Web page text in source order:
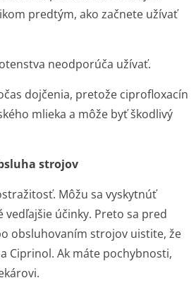
predtým, ako začnete užívať
neodporúča užívať.
dojčenia, pretože ciprofloxacín
mlieka a môže byť škodlivý
strojov
Môžu sa vyskytnúť
účinky. Preto sa pred
obsluhovaním strojov uistite, že
Ciprinol. Ak máte pochybnosti,